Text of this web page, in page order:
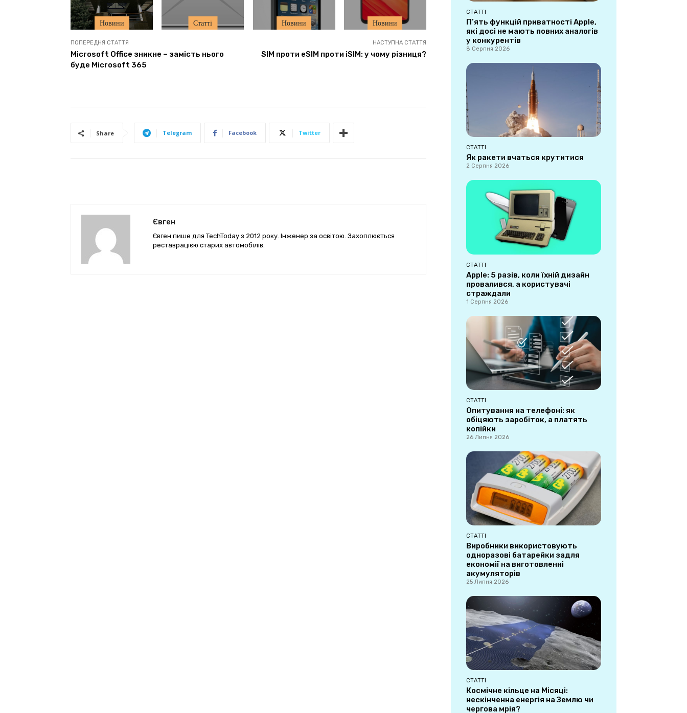
Новини Статті Новини Новини
ПОПЕРЕДНЯ СТАТТЯ
Microsoft Office зникне – замість нього
буде Microsoft 365
НАСТУПНА СТАТТЯ
SIM проти eSIM проти iSIM: у чому різниця?
Share Telegram Facebook Twitter
Євген
Євген пише для TechToday з 2012 року. Інженер за освітою. Захоплюється
реставрацією старих автомобілів.
СТАТТІ
П’ять функцій приватності Apple,
які досі не мають повних аналогів
у конкурентів
8 Серпня 2026
СТАТТІ
Як ракети вчаться крутитися
2 Серпня 2026
СТАТТІ
Apple: 5 разів, коли їхній дизайн
провалився, а користувачі
страждали
1 Серпня 2026
СТАТТІ
Опитування на телефоні: як
обіцяють заробіток, а платять
копійки
26 Липня 2026
СТАТТІ
Виробники використовують
одноразові батарейки задля
економії на виготовленні
акумуляторів
25 Липня 2026
СТАТТІ
Космічне кільце на Місяці:
нескінченна енергія на Землю чи
чергова мрія?